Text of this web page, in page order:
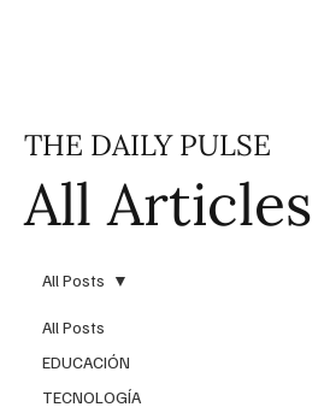
All Articles
THE DAILY PULSE
All Posts
EDUCACIÓN
TECNOLOGÍA
All Posts